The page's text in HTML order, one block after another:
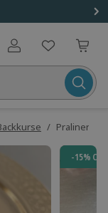
Benutzerkonto
/
-15%